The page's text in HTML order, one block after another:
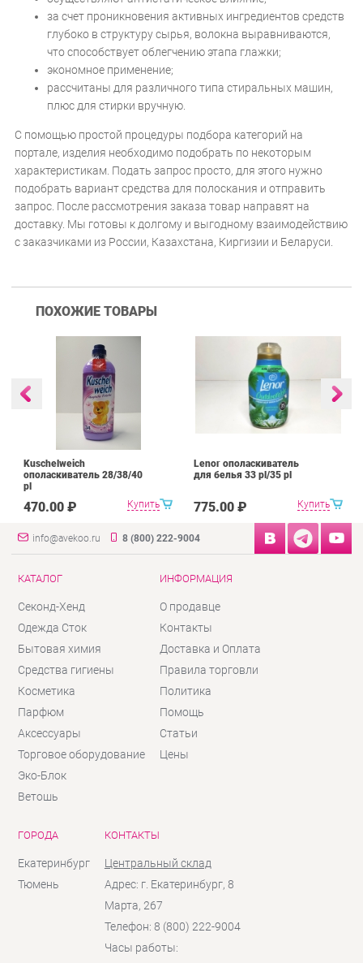
за счет проникновения активных ингредиентов средств
глубоко в структуру сырья, волокна выравниваются,
что способствует облегчению этапа глажки;
экономное применение;
рассчитаны для различного типа стиральных машин,
плюс для стирки вручную.
С помощью простой процедуры подбора категорий на
портале, изделия необходимо подобрать по некоторым
характеристикам. Подать запрос просто, для этого нужно
подобрать вариант средства для полоскания и отправить
запрос. После рассмотрения заказа товар направят на
доставку. Мы готовы к долгому и выгодному взаимодействию
с заказчиками из России, Казахстана, Киргизии и Беларуси.
ПОХОЖИЕ ТОВАРЫ
Купить
Kuschelweich
ополаскиватель 28/38/40
pl
470.00 ₽ Купить
Lenor ополаскиватель
для белья 33 pl/35 pl
775.00 ₽
info@avekoo.ru 8 (800) 222-9004
КАТАЛОГ
Секонд-Хенд
Одежда Сток
Бытовая химия
Средства гигиены
Косметика
Парфюм
Аксессуары
Торговое оборудование
Эко-Блок
Ветошь
ИНФОРМАЦИЯ
О продавце
Контакты
Доставка и Оплата
Правила торговли
Политика
Помощь
Статьи
Цены
ГОРОДА
Екатеринбург
Тюмень
КОНТАКТЫ
Центральный склад
Адрес: г. Екатеринбург, 8
Марта, 267
Телефон: 8 (800) 222-9004
Часы работы: